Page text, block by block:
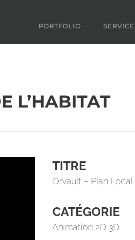
PORTFOLIO
L’HABITAT
TITRE
Orvault – Plan Local
CATÉGORIE
Animation 2D 3D